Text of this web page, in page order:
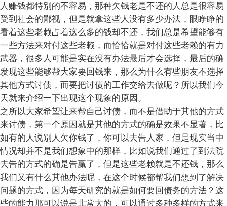
人赚钱都特别的不容易，那种欠钱老是不还的人总是很容易
受到社会的鄙视，但是就拿这些人没有多少办法，眼睁睁的
看着这些老赖占着这么多的钱却不还，我们总是希望能够有
一些方法来对付这些老赖，而恰恰就是对付这些老赖的有力
武器，很多人可能是实在没有办法最后才会选择，最后的确
发现这些能够帮大家要回钱来，那么为什么有些朋友不选择
其他方式讨债，而要把讨债的工作交给去做呢？所以我们今
天就来介绍一下出现这个现象的原因。
之所以大家希望让来帮自己讨债，而不是借助于其他的方式
来讨债，第一个原因就是其他的方式的确是效果不显著，比
如有的人说别人欠你钱了，你可以去告人家，但是现实当中
情况却并不是我们想象中的那样，比如说我们通过了到法院
去告的方式的确是告赢了，但是这些老赖就是不还钱，那么
我们又有什么其他办法呢，在这个时候都帮我们想到了解决
问题的方式，因为每天研究的就是如何要回债务的方法？这
些的能力那可以说是非常大的，可以通过多种多样的方式来